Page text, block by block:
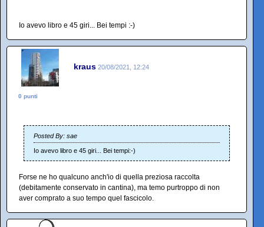
Io avevo libro e 45 giri... Bei tempi :-)
kraus 20/08/2021, 12:24
0 punti
Posted By: sae
Io avevo libro e 45 giri... Bei tempi:-)
Forse ne ho qualcuno anch'io di quella preziosa raccolta
(debitamente conservato in cantina), ma temo purtroppo di non
aver comprato a suo tempo quel fascicolo.